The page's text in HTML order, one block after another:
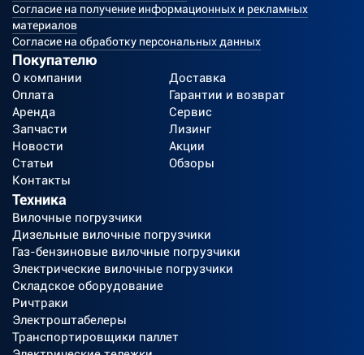
Согласие на получение информационных и рекламных
материалов
Согласие на обработку персональных данных
Покупателю
О компании
Доставка
Оплата
Гарантии и возврат
Аренда
Сервис
Запчасти
Лизинг
Новости
Акции
Статьи
Обзоры
Контакты
Техника
Вилочные погрузчики
Дизельные вилочные погрузчики
Газ-бензиновые вилочные погрузчики
Электрические вилочные погрузчики
Складское оборудование
Ричтраки
Электроштабелеры
Транспортировщики паллет